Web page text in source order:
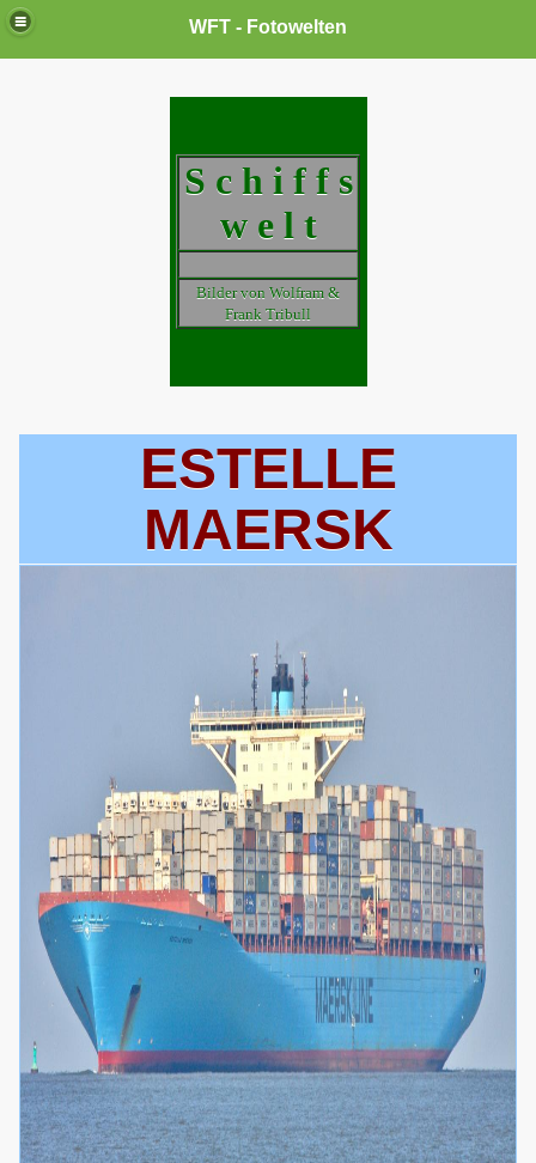
WFT - Fotowelten
S c h i f f s
w e l t
Bilder von Wolfram &
Frank Tribull
ESTELLE
MAERSK